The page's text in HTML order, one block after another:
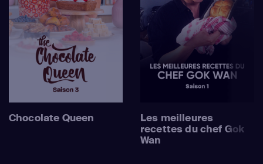
Chocolate Queen
Les meilleures
recettes du chef Gok
Wan